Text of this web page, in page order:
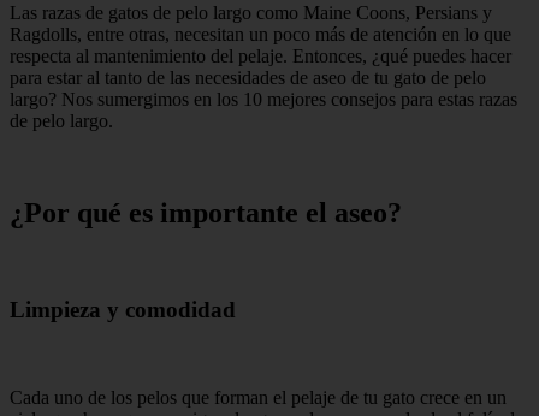
Las razas de gatos de pelo largo como Maine Coons, Persians y
Ragdolls, entre otras, necesitan un poco más de atención en lo que
respecta al mantenimiento del pelaje. Entonces, ¿qué puedes hacer
para estar al tanto de las necesidades de aseo de tu gato de pelo
largo? Nos sumergimos en los 10 mejores consejos para estas razas
de pelo largo.
¿Por qué es importante el aseo?
Limpieza y comodidad
Cada uno de los pelos que forman el pelaje de tu gato crece en un